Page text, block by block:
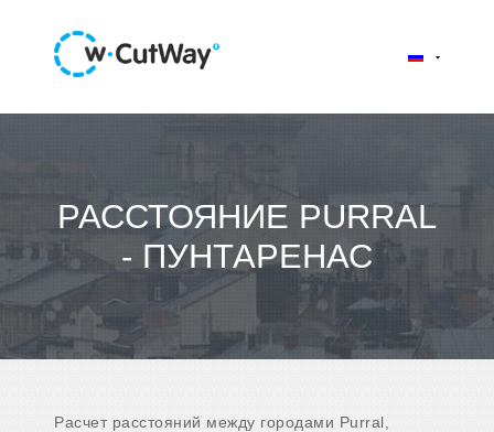
РАССТОЯНИЕ PURRAL
- ПУНТАРЕНАС
Расчет расстояний между городами Purral,